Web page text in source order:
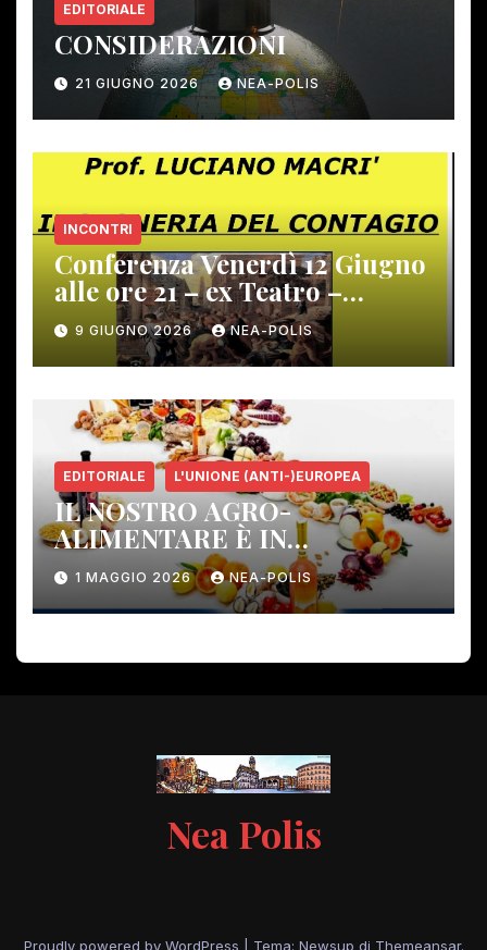
EDITORIALE
CONSIDERAZIONI
21 GIUGNO 2026 NEA-POLIS
INCONTRI
Conferenza Venerdì 12 Giugno
alle ore 21 – ex Teatro –
Gambassi Terme –
9 GIUGNO 2026 NEA-POLIS
EDITORIALE L'UNIONE (ANTI-)EUROPEA
IL NOSTRO AGRO-
ALIMENTARE È IN
PERICOLO!
1 MAGGIO 2026 NEA-POLIS
Nea Polis
Proudly powered by WordPress Tema: Newsup di Themeansar.